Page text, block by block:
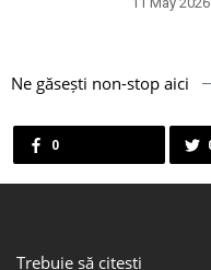
Ne găsești non-stop aici
0
Trebuie să citești